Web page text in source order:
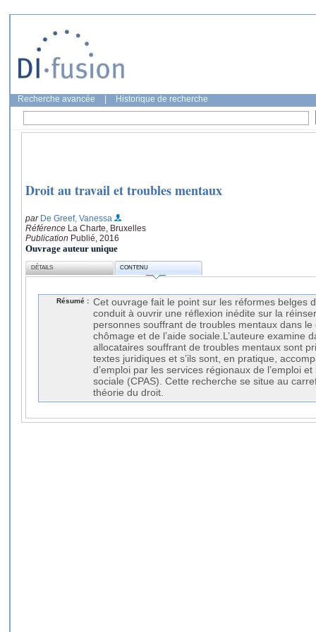
Recherche avancée Historique de recherche
Droit au travail et troubles mentaux
par De Greef, Vanessa
Référence La Charte, Bruxelles
Publication Publié, 2016
Ouvrage auteur unique
DÉTAILS CONTENU
Résumé : Cet ouvrage fait le point sur les réformes belges
conduit à ouvrir une réflexion inédite sur la
personnes souffrant de troubles mentaux dans le
chômage et de l’aide sociale.L’auteure examine
allocataires souffrant de troubles mentaux sont
textes juridiques et s’ils sont, en pratique,
d’emploi par les services régionaux de l’emploi
sociale (CPAS). Cette recherche se situe au
théorie du droit.